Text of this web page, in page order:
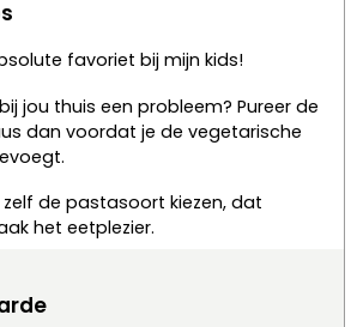
favoriet bij mijn kids!
jou thuis een probleem? Pureer de
dan voordat je de vegetarische
zelf de pastasoort kiezen, dat
het eetplezier.